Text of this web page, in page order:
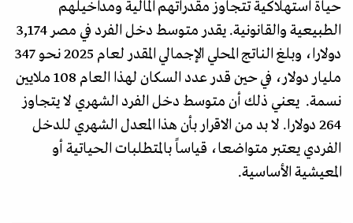
حياة استهلاكية تتجاوز مقدراتهم المالية ومداخيلهم
الطبيعية والقانونية. يقدر متوسط دخل الفرد في مصر 3,174
دولارا، وبلغ الناتج المحلي الإجمالي المقدر لعام 2025 نحو 347
مليار دولار، في حين قدر عدد السكان لهذا العام 108 ملايين
نسمة. يعني ذلك أن متوسط دخل الفرد الشهري لا يتجاوز
264 دولارا. لا بد من الاقرار بأن هذا المعدل الشهري للدخل
الفردي يعتبر متواضعا، قياساً بالمتطلبات الحياتية أو
المعيشية الأساسية.